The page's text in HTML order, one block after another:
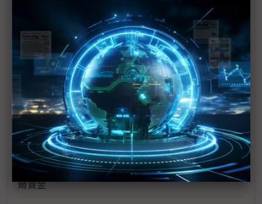
未蒙其利先受其害 美國製造業景氣連9個月衰退
H200效能翻6倍、價格增3成 NVIDIA「清庫存」仍
讓中國動心
豐田目標2026全球生產破千萬輛 HEV需求強勁跨越
電動車放緩影響
東南亞各國與美貿易協議持續推進 2026聚焦關鍵礦
產、轉口問題
陳立武與川普關鍵40分鐘會談 將政治阻力化為英特
爾資金